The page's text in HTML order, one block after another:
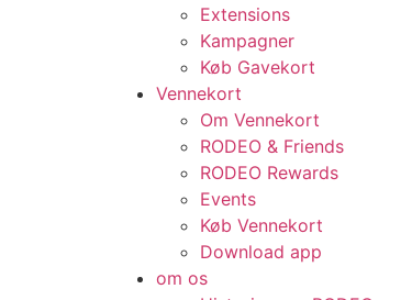
Extensions
Kampagner
Køb Gavekort
Vennekort
Om Vennekort
RODEO & Friends
RODEO Rewards
Events
Køb Vennekort
Download app
om os